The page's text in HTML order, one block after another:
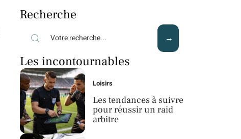
Recherche
Les incontournables
Loisirs
Les tendances à suivre
pour réussir un raid
arbitre